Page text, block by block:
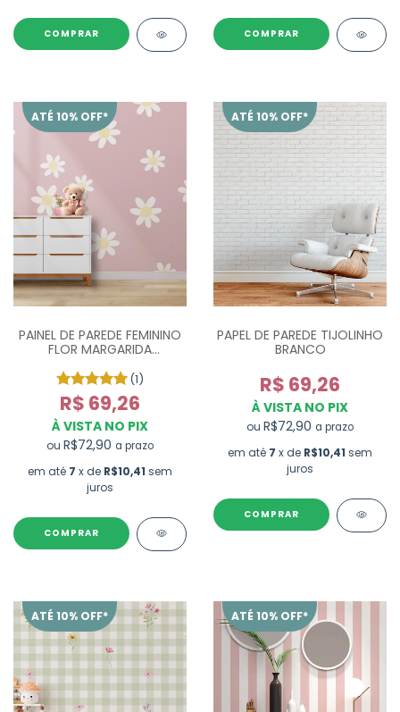
ATÉ 10% OFF*
PAINEL DE PAREDE FEMININO
FLOR MARGARIDA
(1)
R$ 69,26
À VISTA NO PIX
ou R$72,90 a prazo
em até 7 x de R$10,41 sem
juros
COMPRAR
ATÉ 10% OFF*
PAPEL DE PAREDE TIJOLINHO
BRANCO
R$ 69,26
À VISTA NO PIX
ou R$72,90 a prazo
em até 7 x de R$10,41 sem
juros
ATÉ 10% OFF* ATÉ 10% OFF*